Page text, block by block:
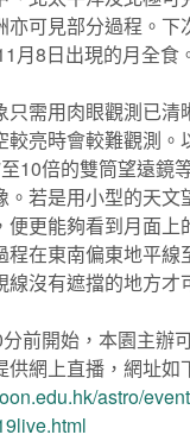
亦可見部分過程。下
月8日出現的月全食
只需用肉眼觀測已清
較亮時會較難觀測。
10倍的雙筒望遠鏡
。若是用小型的天文
便更能夠看到月面上
程在東南偏東地平線
線沒有遮擋的地方才
前開始，本園主辦
網上直播，網址如
astro/